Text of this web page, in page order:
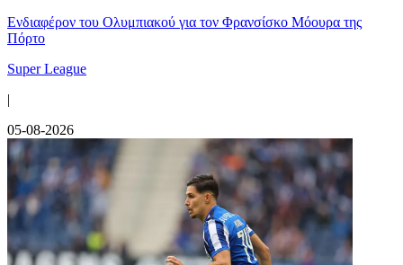
Ενδιαφέρον του Ολυμπιακού για τον Φρανσίσκο Μόουρα της
Πόρτο
Super League
|
05-08-2026